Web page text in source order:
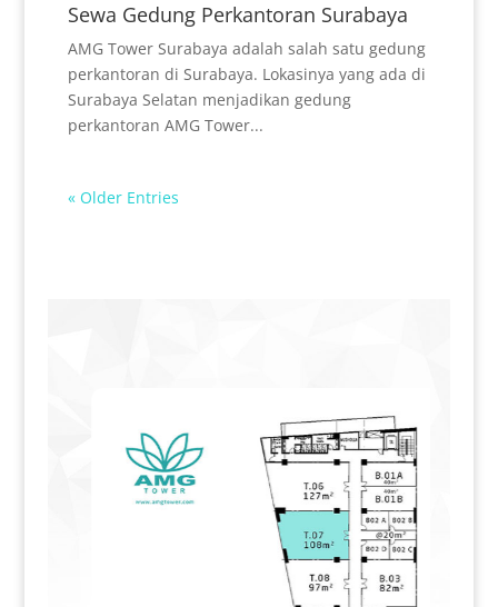
Sewa Gedung Perkantoran Surabaya
AMG Tower Surabaya adalah salah satu gedung
perkantoran di Surabaya. Lokasinya yang ada di
Surabaya Selatan menjadikan gedung
perkantoran AMG Tower...
« Older Entries